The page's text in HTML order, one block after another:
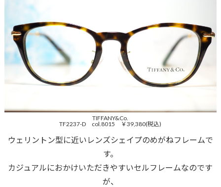
TIFFANY&Co.
TF2237-D col.8015 ￥39,380(税込)
ウェリントン型に近いレンズシェイプのめがねフレームで
す。
カジュアルにおかけいただきやすいセルフレームなのです
が、